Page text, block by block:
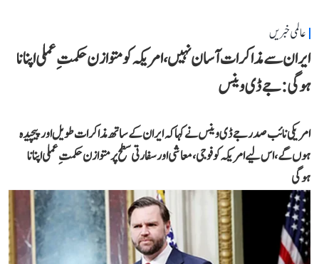
عالمی خبریں
ایران سے مذاکرات آسان نہیں، امریکہ کو متوازن حکمتِ عملی اپنانا
ہوگی: جے ڈی وینس
امریکی نائب صدر جے ڈی وینس نے کہا کہ ایران کے ساتھ مذاکرات طویل اور پیچیدہ
ہوں گے، اس لیے امریکہ کو فوجی، معاشی اور سفارتی سطح پر متوازن حکمتِ عملی اپنانا
ہوگی